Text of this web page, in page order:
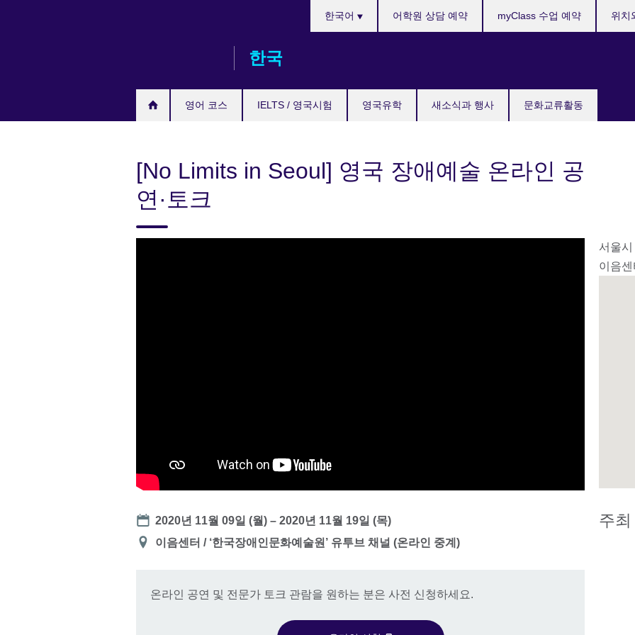
한국
영어 코스 IELTS / 영국시험 영국유학 새소식과 행사 문화교류활동
Languages
한국어 어학원 상담 예약 myClass 수업 예약 위치
[No Limits in Seoul] 영국 장애예술 온라인 공
연·토크
Date
2020년 11월 09일 (월) –2020년 11월 19일 (목)
장
이음센터 / ‘한국장애인문화예술원’ 유투브 채널 (온라인 중계)
온라인 공연 및 전문가 토크 관람을 원하는 분은 사전 신청하세요.
서울
이음
주